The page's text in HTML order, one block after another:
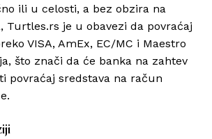
ili u celosti, a bez obzira na
Turtles.rs je u obavezi da povraćaj
VISA, AmEx, EC/MC i Maestro
što znači da će banka na zahtev
povraćaj sredstava na račun